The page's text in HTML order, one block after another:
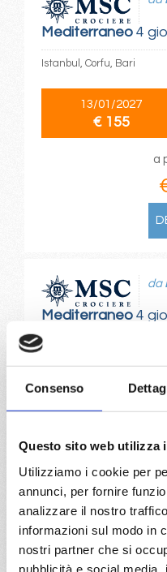
Consenso
Questo sito web utilizza
Utilizziamo i cookie per
annunci, per fornire
analizzare il nostro
informazioni sul modo in
nostri partner che si
pubblicità e social media,
Mediterraneo4
Istanbul, Corfu, Bari
13/01/2027
€ 155
a
Mediterraneo4
da
Istanbul, Corfu, Bari
17/02/2027
a
da